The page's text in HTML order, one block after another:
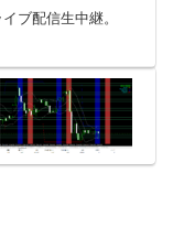
ブ配信生中継。